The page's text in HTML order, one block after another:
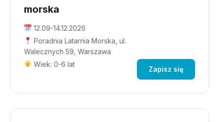
morska
12.09-14.12.2026
Poradnia Latarnia Morska, ul.
Walecznych 59, Warszawa
Wiek: 0-6 lat
Zapisz się